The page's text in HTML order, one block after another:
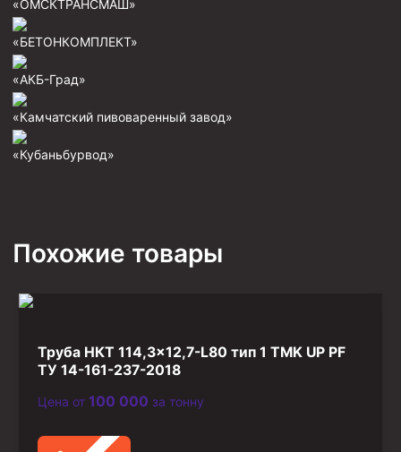
Фрезеры кольцевые
Фрезеры-долота торцевые
Колокола ловильные
Быстроразъёмные соединения (БРС)
Стропы
Стропы канатные
Стропы текстильные
«ОМСКТРАНСМАШ»
«БЕТОНКОМПЛЕКТ»
«АКБ-Град»
«Камчатский пивоваренный завод»
«Кубаньбурвод»
Похожие товары
Труба НКТ 114,3×12,7-L80 тип 1 TMK UP PF
ТУ 14-161-237-2018
Цена от 100 000 за тонну